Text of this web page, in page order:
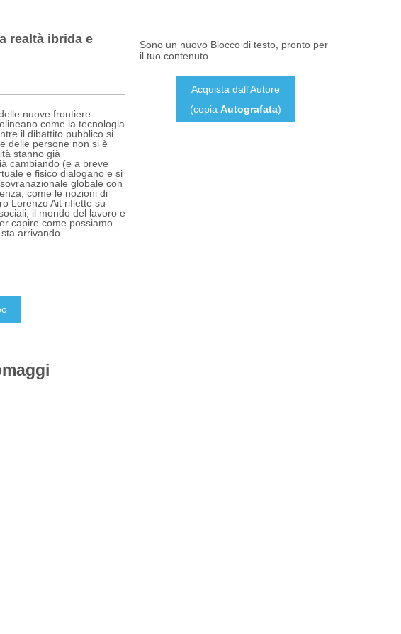
realtà ibrida e
nuove frontiere
come la tecnologia
il dibattito pubblico si
delle persone non si è
stanno già
cambiando (e a breve
e fisico dialogano e si
globale con
come le nozioni di
Lorenzo Ait riflette su
il mondo del lavoro e
capire come possiamo
arrivando.
Sono un nuovo Blocco di testo, pronto per
il tuo contenuto
Acquista dall'Autore
(copiaAutografata)